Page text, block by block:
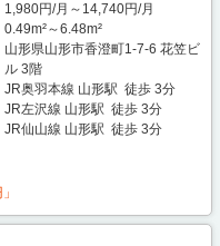
1,980円/月～14,740円/月
0.49m²～6.48m²
山形県山形市香澄町1-7-6 花笠ビ
ル 3階
JR奥羽本線 山形駅 徒歩 3分
JR左沢線 山形駅 徒歩 3分
JR仙山線 山形駅 徒歩 3分